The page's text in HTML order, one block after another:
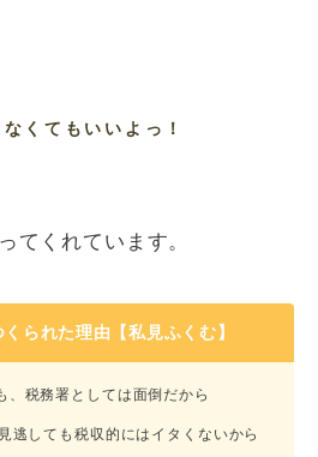
くてもいいよっ！
てくれています。
られた理由【私見ふくむ】
、税務署としては面倒だから
逃しても税収的にはイタくないから